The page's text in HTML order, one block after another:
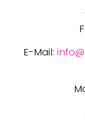
E-Mail: